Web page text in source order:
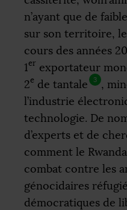
n’ayant que de
sur son territoire, le
cours des années
1er exportateur
2e de tantale 3
,
l’industrie
technologie. De
d’experts et de
comment le
combat contre les
génocidaires
démocratiques de